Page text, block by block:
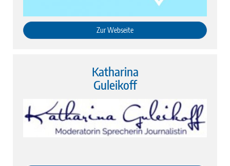
Zur Webseite
Katharina
Guleikoff